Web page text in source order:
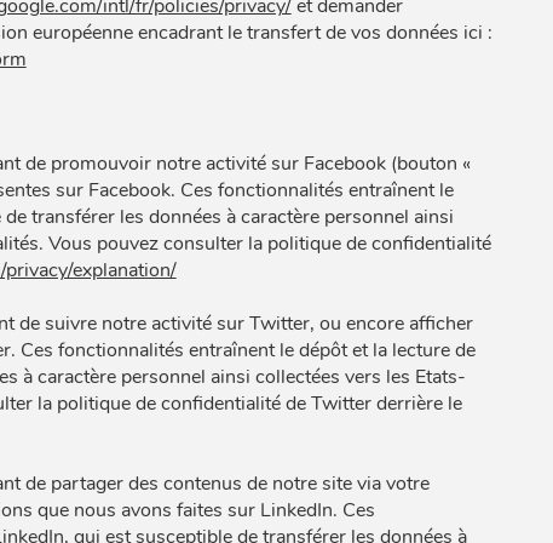
intl/fr/policies/privacy/et demander
européenne encadrant le transfert de vos données ici :
de promouvoir notre activité sur Facebook (bouton «
sur Facebook. Ces fonctionnalités entraînent le
transférer les données à caractère personnel ainsi
Vous pouvez consulter la politique de confidentialité
explanation/
de suivre notre activité sur Twitter, ou encore afficher
Ces fonctionnalités entraînent le dépôt et la lecture de
à caractère personnel ainsi collectées vers les Etats-
la politique de confidentialité de Twitter derrière le
de partager des contenus de notre site via votre
que nous avons faites sur LinkedIn. Ces
qui est susceptible de transférer les données à